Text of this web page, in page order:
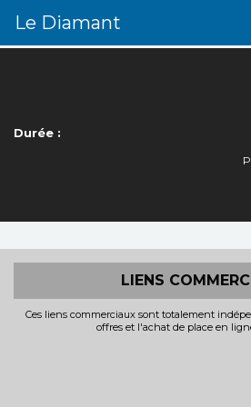
Le Diamant
Durée :
LIENS
Ces liens commerciaux sont totalement
offres et l'achat de place en